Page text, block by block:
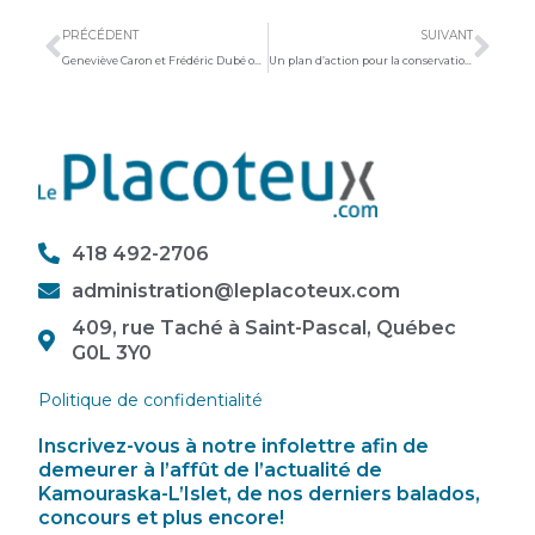
PRÉCÉDENT
Geneviève Caron et Frédéric Dubé ont vécu l’ouragan Beryl de l’intérieur
SUIVANT
Un plan d’action pour la conservation des milieux sensibles
418 492-2706
administration@leplacoteux.com
409, rue Taché à Saint-Pascal, Québec
G0L 3Y0
Politique de confidentialité
Inscrivez-vous à notre infolettre afin de
demeurer à l’affût de l’actualité de
Kamouraska-L’Islet, de nos derniers balados,
concours et plus encore!